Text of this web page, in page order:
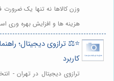
وزن کالاها نه تنها یک ضرورت
هزینه ها و افزایش بهره وری
⭐️⚖️ ترازوی دیجیتال؛
کاربرد
ترازوی دیجیتال در تهران -